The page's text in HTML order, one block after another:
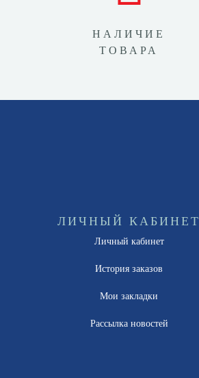
НАЛИЧИЕ
ТОВАРА
ЛИЧНЫЙ КАБИНЕТ
Личный кабинет
История заказов
Мои закладки
Рассылка новостей